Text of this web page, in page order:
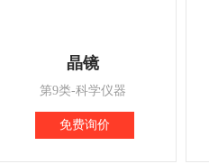
晶镜
第9类-科学仪器
免费询价